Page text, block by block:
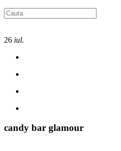
26 iul.
candy bar glamour